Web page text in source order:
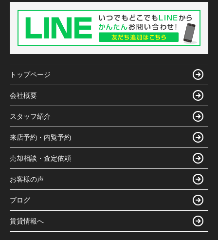
トップページ
会社概要
スタッフ紹介
来店予約・内覧予約
売却相談・査定依頼
お客様の声
ブログ
賃貸情報へ